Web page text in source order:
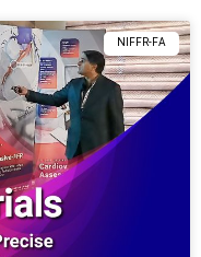
NIFFR-FA